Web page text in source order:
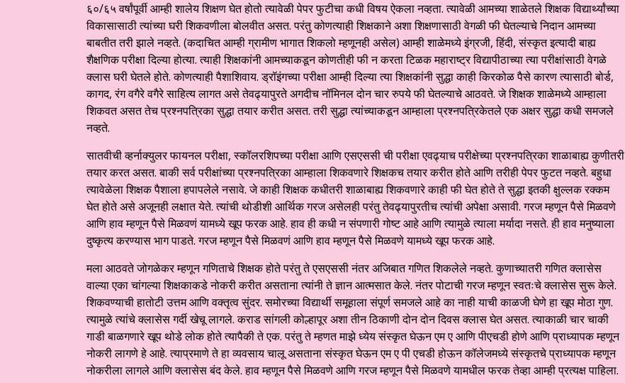
६०/६५ वर्षांपूर्वी आम्ही शालेय शिक्षण घेत होतो त्यावेळी पेपर फुटीचा कधी विषय ऐकला नव्हता. त्यावेळी आमच्या शाळेतले शिक्षक विद्यार्थ्यांच्या
विकासासाठी त्यांच्या घरी शिकवणीला बोलवीत असत. परंतु कोणत्याही शिक्षकाने अशा शिक्षणासाठी वेगळी फी घेतल्याचे निदान आमच्या
बाबतीत तरी झाले नव्हते. (कदाचित आम्ही ग्रामीण भागात शिकलो म्हणूनही असेल) आम्ही शाळेमध्ये इंग्रजी, हिंदी, संस्कृत इत्यादी बाह्य
शैक्षणिक परीक्षा दिल्या होत्या. त्याही शिक्षकांनी आमच्याकडून कोणतीही फी न करता टिळक महाराष्ट्र विद्यापीठाच्या त्या परीक्षांसाठी वेगळे
क्लास घरी घेतले होते. कोणत्याही पैशाशिवाय. ड्रॉइंगच्या परीक्षा आम्ही दिल्या त्या शिक्षकांनी सुद्धा काही किरकोळ पैसे कारण त्यासाठी बोर्ड,
कागद, रंग वगैरे वगैरे साहित्य लागत असे तेवढ्यापुरते अगदीच नॉमिनल दोन चार रुपये फी घेतल्याचे आठवते. जे शिक्षक शाळेमध्ये आम्हाला
शिकवत असत तेच प्रश्नपत्रिका सुद्धा तयार करीत असत. तरी सुद्धा त्यांच्याकडून आम्हाला प्रश्नपत्रिकेतले एक अक्षर सुद्धा कधी समजले
नव्हते.
सातवीची व्हर्नाक्युलर फायनल परीक्षा, स्कॉलरशिपच्या परीक्षा आणि एसएससी ची परीक्षा एवढ्याच परीक्षेच्या प्रश्नपत्रिका शाळाबाह्य कुणीतरी
तयार करत असत. बाकी सर्व परीक्षांच्या प्रश्नपत्रिका आम्हाला शिकवणारे शिक्षकच तयार करीत होते आणि तरीही पेपर फुटत नव्हते. बहुधा
त्यावेळेला शिक्षक पैशाला हपापलेले नसावे. जे काही शिक्षक कधीतरी शाळाबाह्य शिकवणारे काही फी घेत होते ते सुद्धा इतकी क्षुल्लक रक्कम
घेत होते असे अजूनही लक्षात येते. त्यांची थोडीशी आर्थिक गरज असेलही परंतु तेवढ्यापुरतीच त्यांची अपेक्षा असावी. गरज म्हणून पैसे मिळवणे
आणि हाव म्हणून पैसे मिळवणं यामध्ये खूप फरक आहे. हाव ही कधी न संपणारी गोष्ट आहे आणि त्यामुळे त्याला मर्यादा नसते. ही हाव मनुष्याला
दुष्कृत्य करण्यास भाग पाडते. गरज म्हणून पैसे मिळवणं आणि हाव म्हणून पैसे मिळवणे यामध्ये खूप फरक आहे.
मला आठवते जोगळेकर म्हणून गणिताचे शिक्षक होते परंतु ते एसएससी नंतर अजिबात गणित शिकलेले नव्हते. कुणाच्यातरी गणित क्लासेस
वाल्या एका चांगल्या शिक्षकाकडे नोकरी करीत असताना त्यांनी ते ज्ञान आत्मसात केले. नंतर पोटाची गरज म्हणून स्वतःचे क्लासेस सुरू केले.
शिकवण्याची हातोटी उत्तम आणि वक्तृत्व सुंदर. समोरच्या विद्यार्थी समूहाला संपूर्ण समजले आहे का नाही याची काळजी घेणे हा खूप मोठा गुण.
त्यामुळे त्यांचे क्लासेस गर्दी खेचू लागले. कराड सांगली कोल्हापूर अशा तीन ठिकाणी दोन दोन दिवस क्लास घेत असत. त्याकाळी चार चाकी
गाडी बाळगणारे खूप थोडे लोक होते त्यापैकी ते एक. परंतु ते म्हणत माझे ध्येय संस्कृत घेऊन एम ए आणि पीएचडी होणे आणि प्राध्यापक म्हणून
नोकरी लागणे हे आहे. त्याप्रमाणे ते हा व्यवसाय चालू असताना संस्कृत घेऊन एम ए पी एचडी होऊन कॉलेजमध्ये संस्कृतचे प्राध्यापक म्हणून
नोकरीला लागले आणि क्लासेस बंद केले. हाव म्हणून पैसे मिळवणे आणि गरज म्हणून पैसे मिळवणे यामधील फरक तेव्हा आम्ही प्रत्यक्ष पाहिला.